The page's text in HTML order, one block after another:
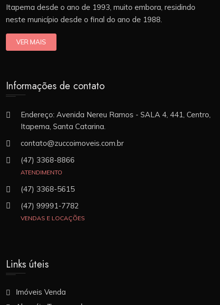
Itapema desde o ano de 1993, muito embora, residindo
neste município desde o final do ano de 1988.
VER MAIS
Informações de contato
Endereço: Avenida Nereu Ramos - SALA 4, 441, Centro,
Itapema, Santa Catarina.
contato@zuccoimoveis.com.br
(47) 3368-8866
ATENDIMENTO
(47) 3368-5615
(47) 99991-7782
VENDAS E LOCAÇÕES
Links úteis
Imóveis Venda